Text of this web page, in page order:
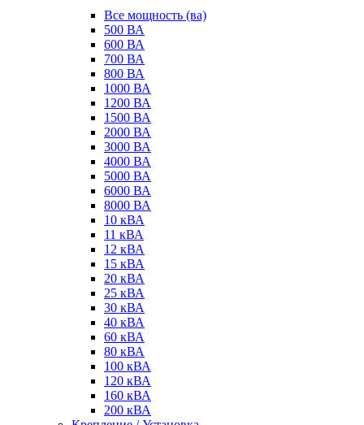
Все мощность (ва)
500 ВА
600 ВА
700 ВА
800 ВА
1000 ВА
1200 ВА
1500 ВА
2000 ВА
3000 ВА
4000 ВА
5000 ВА
6000 ВА
8000 ВА
10 кВА
11 кВА
12 кВА
15 кВА
20 кВА
25 кВА
30 кВА
40 кВА
60 кВА
80 кВА
100 кВА
120 кВА
160 кВА
200 кВА